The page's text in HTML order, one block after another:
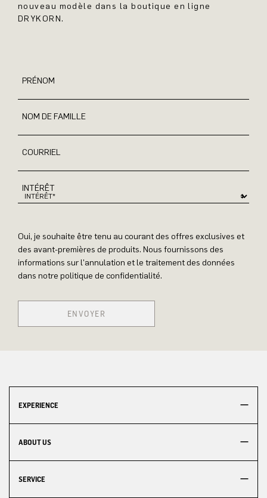
nouveau modèle dans la boutique en ligne
DRYKORN.
PRÉNOM
NOM DE FAMILLE
COURRIEL
INTÉRÊT
Oui, je souhaite être tenu au courant des offres exclusives et
des avant-premières de produits. Nous fournissons des
informations sur l'annulation et le traitement des données
dans notre politique de confidentialité.
ENVOYER
EXPERIENCE
ABOUT US
SERVICE